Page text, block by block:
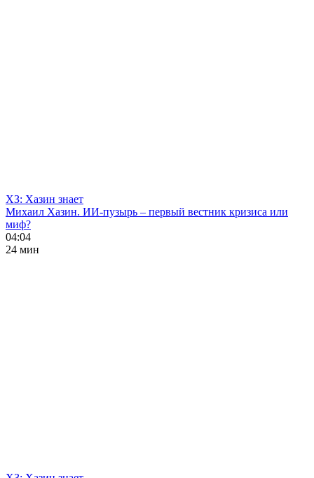
ХЗ: Хазин знает
Михаил Хазин. ИИ-пузырь – первый вестник кризиса или
миф?
04:04
24 мин